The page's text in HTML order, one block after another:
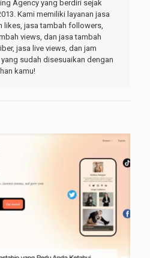
Agency yang berdiri sejak
Kami memiliki layanan jasa
likes, jasa tambah followers,
views, dan jasa tambah
jasa live views, dan jam
sudah disesuaikan dengan
kamu!